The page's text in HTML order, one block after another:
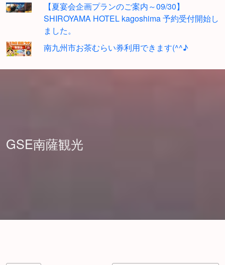
【夏宴会企画プランのご案内～09/30】
SHIROYAMA HOTEL kagoshima 予約受付開始し
ました。
南九州市お茶むらい券利用できます(^^♪
GSE南薩観光